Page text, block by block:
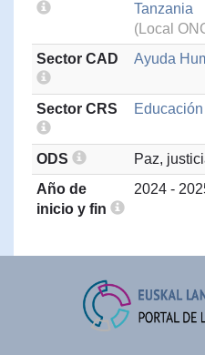
Tanzania
(Local
Sector CAD
Ayuda
Sector CRS
ODS
Paz,
Año de
inicio y fin
2024 -